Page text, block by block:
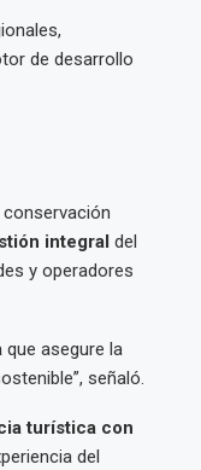
de desarrollo
integral del
y operadores
que asegure la
señaló.
turística con
del